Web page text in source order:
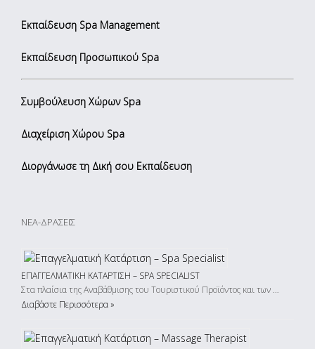
Εκπαίδευση Spa Management
Εκπαίδευση Προσωπικού Spa
Συμβούλευση Χώρων Spa
Διαχείριση Χώρου Spa
Διοργάνωσε τη Δική σου Εκπαίδευση
ΝΕΑ-ΔΡΑΣΕΙΣ
ΕΠΑΓΓΕΛΜΑΤΙΚΉ ΚΑΤΆΡΤΙΣΗ – SPA SPECIALIST
Στα πλαίσια της Αναβάθμισης του Τουριστικού Προϊόντος και των …
Διαβάστε Περισσότερα »